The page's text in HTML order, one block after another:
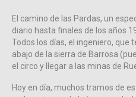
El camino de las Pardas, un
diario hasta finales de los años
Todos los días, el ingeniero, que
abajo de la sierra de Barrosa
el circo y llegar a las minas de
Hoy en día, muchos tramos de